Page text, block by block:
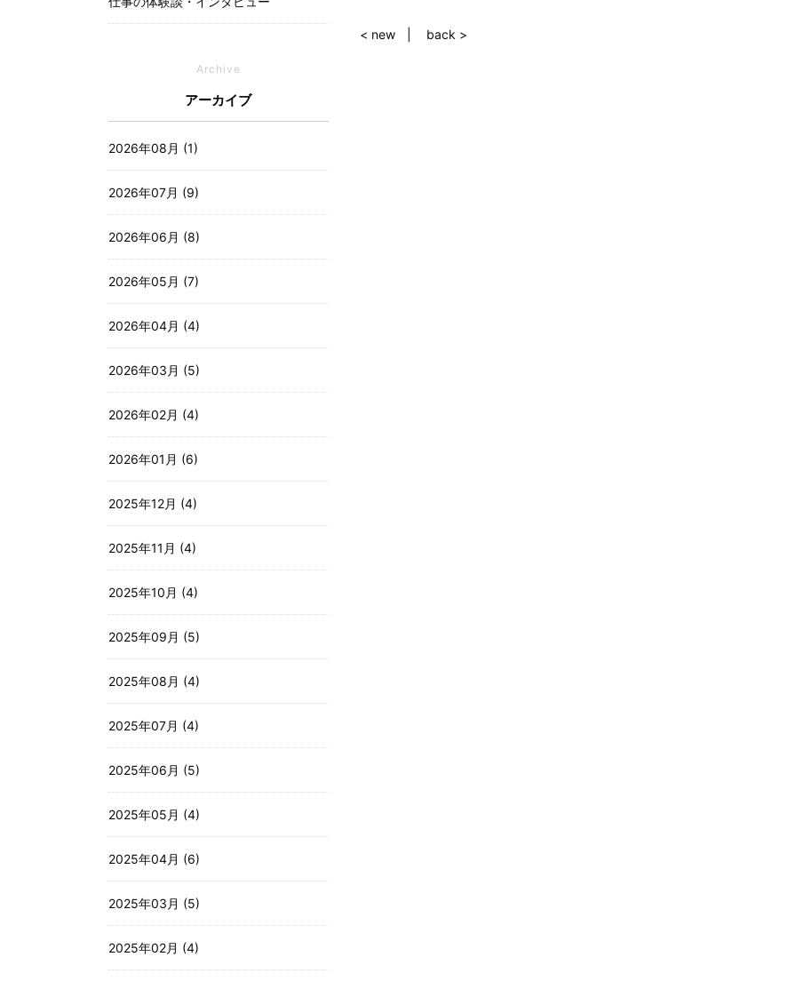
< new back >
Archive
アーカイブ
2026年08月 (1)
2026年07月 (9)
2026年06月 (8)
2026年05月 (7)
2026年04月 (4)
2026年03月 (5)
2026年02月 (4)
2026年01月 (6)
2025年12月 (4)
2025年11月 (4)
2025年10月 (4)
2025年09月 (5)
2025年08月 (4)
2025年07月 (4)
2025年06月 (5)
2025年05月 (4)
2025年04月 (6)
2025年03月 (5)
2025年02月 (4)